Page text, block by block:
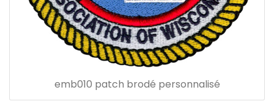
emb010 patch brodé personnalisé